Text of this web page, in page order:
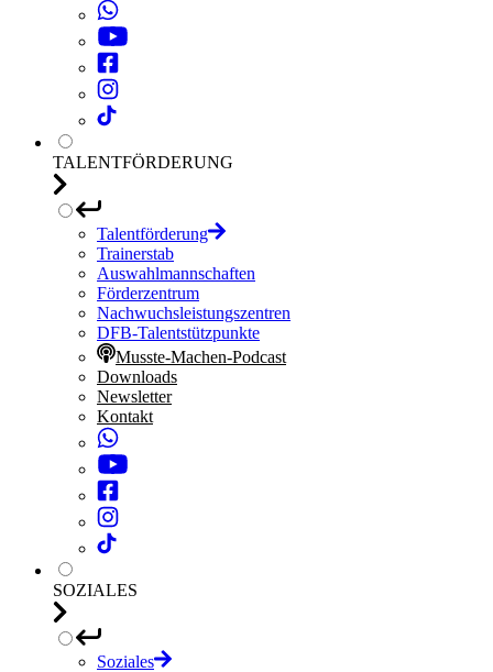
TALENTFÖRDERUNG
Talentförderung
Trainerstab
Auswahlmannschaften
Förderzentrum
Nachwuchsleistungszentren
DFB-Talentstützpunkte
Musste-Machen-Podcast
Downloads
Newsletter
Kontakt
SOZIALES
Soziales